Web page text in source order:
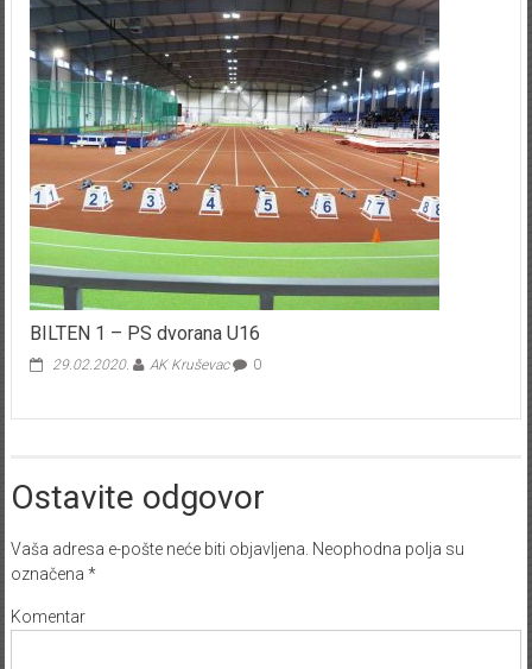
BILTEN 1 – PS dvorana U16
29.02.2020. AK Kruševac 0
Ostavite odgovor
Vaša adresa e-pošte neće biti objavljena. Neophodna polja su
označena *
Komentar